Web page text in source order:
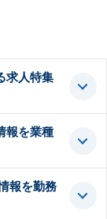
求人特集
報を業種
報を勤務